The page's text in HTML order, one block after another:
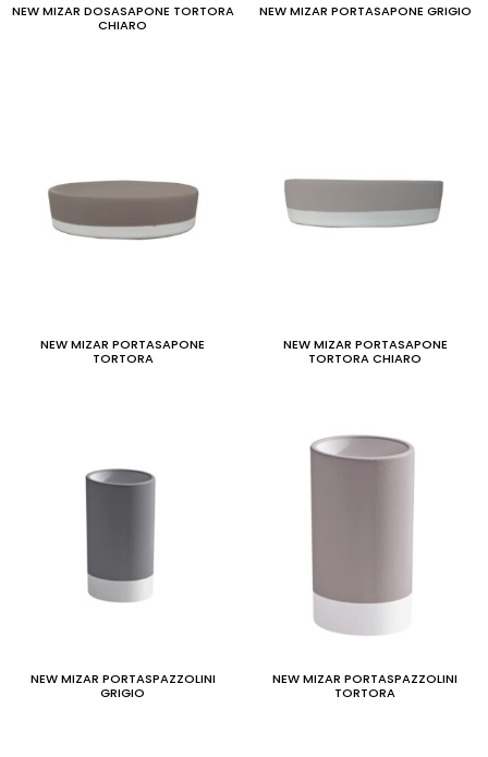
NEW MIZAR DOSASAPONE TORTORA
CHIARO
NEW MIZAR PORTASAPONE GRIGIO
NEW MIZAR PORTASAPONE
TORTORA
NEW MIZAR PORTASAPONE
TORTORA CHIARO
NEW MIZAR PORTASPAZZOLINI
GRIGIO
NEW MIZAR PORTASPAZZOLINI
TORTORA